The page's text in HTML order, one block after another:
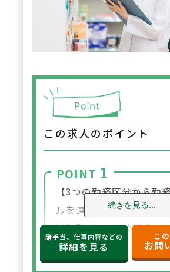
この求人のポイント
POINT 1
【3つの勤務区分から勤
ルを選べます】自宅通勤
域勤務（エリア対象）、
（全国対象）の3つの中
分に合った勤務スタイル
続きを見る...
諸手当、仕事内容などの
詳細を見る
こ
お問